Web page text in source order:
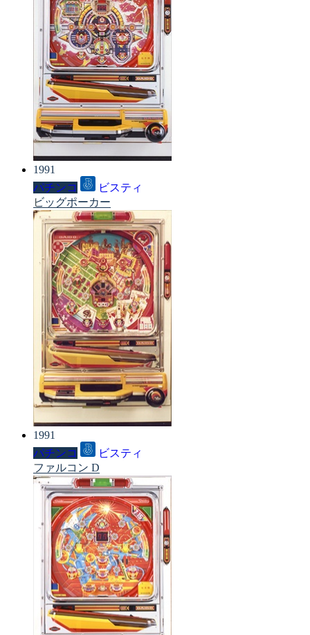
1991
パチンコ
ビスティ
ビッグポーカー
1991
パチンコ
ビスティ
ファルコン D